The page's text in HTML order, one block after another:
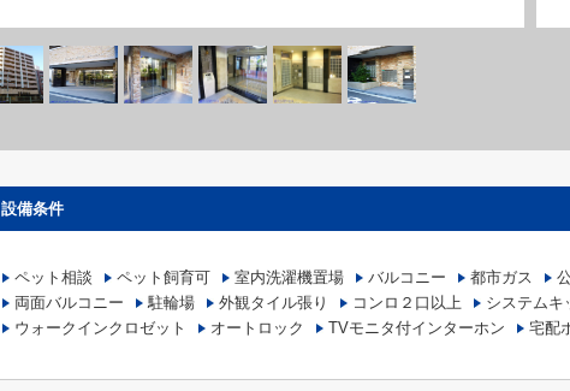
設備条件
ペット相談 ペット飼育可 室内洗濯機置場 バルコニー 都市ガス
両面バルコニー
駐輪場 外観タイル張り コンロ２口以上 システムキ
ウォークインクロゼット
オートロック TVモニタ付インターホン 宅配